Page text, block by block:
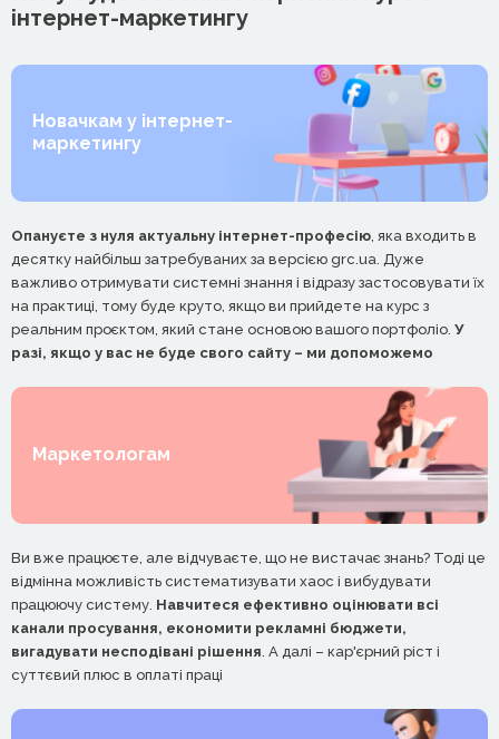
інтернет-маркетингу
Новачкам у інтернет-
маркетингу
Опануєте з нуля актуальну інтернет-професію , яка входить в
десятку найбільш затребуваних за версією grc.ua. Дуже
важливо отримувати системні знання і відразу застосовувати їх
на практиці, тому буде круто, якщо ви прийдете на курс з
реальним проєктом, який стане основою вашого портфоліо. У
разі, якщо у вас не буде свого сайту – ми допоможемо
Маркетологам
Ви вже працюєте, але відчуваєте, що не вистачає знань? Тоді це
відмінна можливість систематизувати хаос і вибудувати
працюючу систему. Навчитеся ефективно оцінювати всі
канали просування, економити рекламні бюджети,
вигадувати несподівані рішення . А далі – кар'єрний ріст і
суттєвий плюс в оплаті праці